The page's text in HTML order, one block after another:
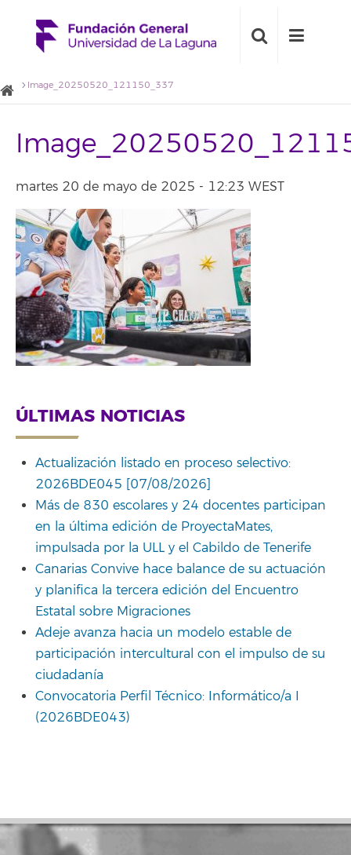
Image_20250520_121150_337
martes 20 de mayo de 2025 - 12:23 WEST
ÚLTIMAS NOTICIAS
Actualización listado en proceso selectivo:
2026BDE045 [07/08/2026]
Más de 830 escolares y 24 docentes participan
en la última edición de ProyectaMates,
impulsada por la ULL y el Cabildo de Tenerife
Canarias Convive hace balance de su actuación
y planifica la tercera edición del Encuentro
Estatal sobre Migraciones
Adeje avanza hacia un modelo estable de
participación intercultural con el impulso de su
ciudadanía
Convocatoria Perfil Técnico: Informático/a I
(2026BDE043)